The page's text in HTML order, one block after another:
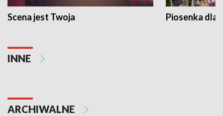
Scena jest Twoja Piosenka dla
INNE
ARCHIWALNE